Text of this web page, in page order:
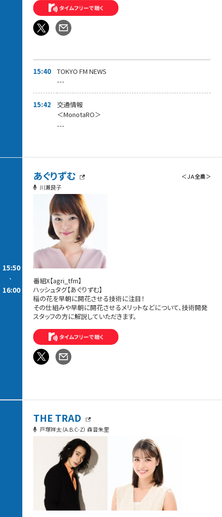
15:40
TOKYO FM NEWS
---
15:42
交通情報
＜MonotaRO＞
---
15:50
-
16:00
あぐりずむ
＜ＪＡ全農＞
川瀬良子
番組X【agri_tfm】
ハッシュタグ【あぐりずむ】
稲の花を早朝に開花させる技術に注目！
その仕組みや早朝に開花させるメリットなどについて、技術開発
スタッフの方に解説していただきます。
THE TRAD
戸塚祥太（A.B.C-Z） 森音朱里